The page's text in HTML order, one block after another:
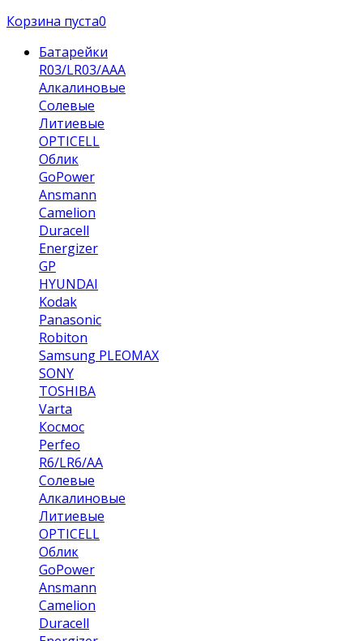
Корзина пуста0
Батарейки
R03/LR03/AAA
Алкалиновые
Солевые
Литиевые
OPTICELL
Облик
GoPower
Ansmann
Camelion
Duracell
Energizer
GP
HYUNDAI
Kodak
Panasonic
Robiton
Samsung PLEOMAX
SONY
TOSHIBA
Varta
Космос
Perfeo
R6/LR6/AA
Солевые
Алкалиновые
Литиевые
OPTICELL
Облик
GoPower
Ansmann
Camelion
Duracell